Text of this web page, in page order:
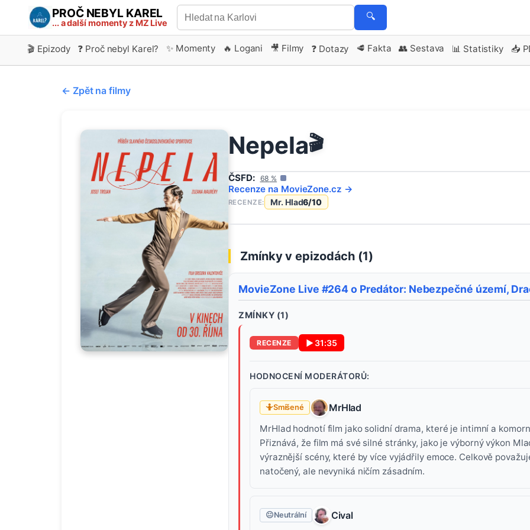
PROČ NEBYL KAREL
... a další momenty z MZ Live
🔍
🎬 Epizody ❓ Proč nebyl Karel? ✨ Momenty 🔥 Logani 🎥 Filmy ❓ Dotazy 🥩 Fakta 👥 Sestava 📊 Statistiky 📥
← Zpět na filmy
Nepela🎬
ČSFD: 68 %
Recenze na MovieZone.cz →
RECENZE: Mr. Hlad6/10
Zmínky v epizodách (1)
MovieZone Live #264 o Predátor: Nebezpečné území,
ZMÍNKY (1)
RECENZE ▶ 31:35
HODNOCENÍ MODERÁTORŮ:
🤷Smíšené MrHlad
MrHlad hodnotí film jako solidní drama, které je intimní a
Přiznává, že film má své silné stránky, jako je výborný výkon
výraznější scény, které by více vyjádřily emoce. Celkově
natočený, ale nevyniká ničím zásadním.
😐Neutrální Cival